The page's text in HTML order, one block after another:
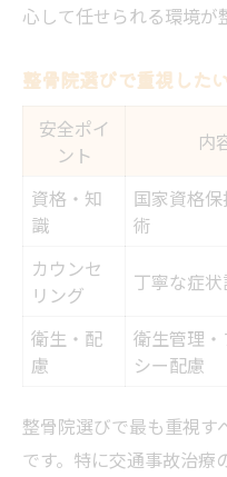
心して任せられる環境が
整骨院選びで重視した
安全ポイ
ント
内
資格・知
識
国家資格
術
カウンセ
リング
丁寧な症
衛生・配
慮
衛生管理
シー配慮
整骨院選びで最も重視す
です。特に交通事故治療